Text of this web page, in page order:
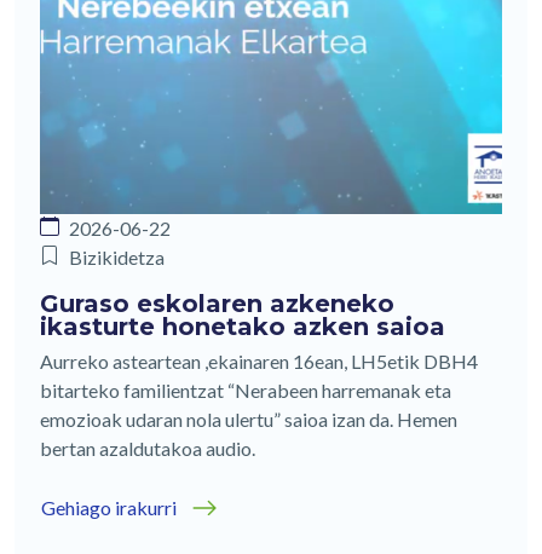
2026-06-22
Bizikidetza
Guraso eskolaren azkeneko
ikasturte honetako azken saioa
Aurreko asteartean ,ekainaren 16ean, LH5etik DBH4
bitarteko familientzat “Nerabeen harremanak eta
emozioak udaran nola ulertu” saioa izan da. Hemen
bertan azaldutakoa audio.
Gehiago irakurri